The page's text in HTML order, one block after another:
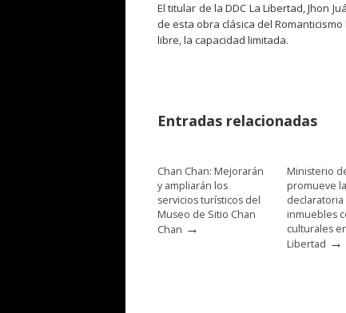
El titular de la DDC La Libertad, Jhon
de esta obra clásica del
libre, la capacidad limitada.
Entradas relacionadas
Chan Chan: Mejorarán
y ampliarán los
servicios turísticos del
Museo de Sitio Chan
Chan →
Ministerio
promueve la
declaratoria
inmuebles
culturales
Libertad →